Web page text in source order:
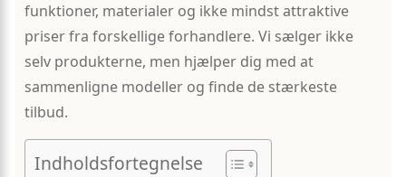
funktioner, materialer og ikke mindst attraktive
priser fra forskellige forhandlere. Vi sælger ikke
selv produkterne, men hjælper dig med at
sammenligne modeller og finde de stærkeste
tilbud.
Indholdsfortegnelse